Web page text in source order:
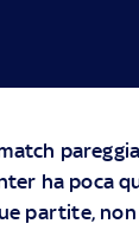
ha poca
partite,